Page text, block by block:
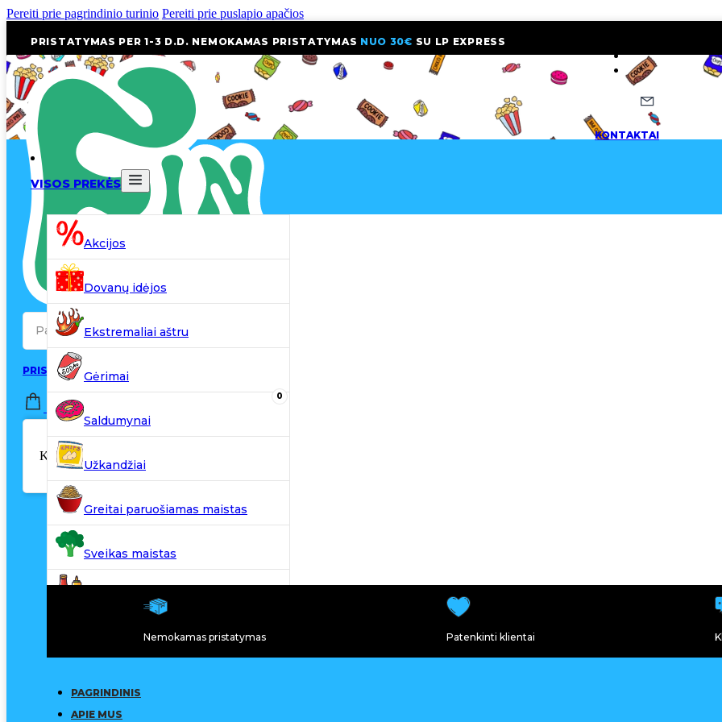
Pereiti prie pagrindinio turinio Pereiti prie puslapio apačios
PRISTATYMAS PER 1-3 D.D. NEMOKAMAS PRISTATYMAS NUO 30€ SU LP EXPRESS
KONTAKTAI
Search
PRISIJUNGTI / REGISTRUOTIS
0,00€
Krepšelyje nėra produktų.
0
VISOS PREKĖS
Akcijos
Dovanų idėjos
Ekstremaliai aštru
Gėrimai
Saldumynai
Užkandžiai
Greitai paruošiamas maistas
Sveikas maistas
Kiti produktai
Nemokamas pristatymas Patenkinti klientai
PAGRINDINIS
APIE MUS